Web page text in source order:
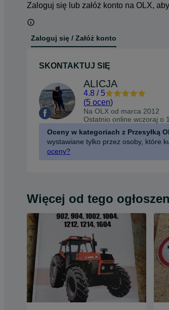
Zaloguj się lub załóż konto na OLX,
Zaloguj się / Załóż konto
SKONTAKTUJ SIĘ
ALICJA
4.8 / 5
(5 ocen)
Na OLX od marca 2012
Ostatnio online wczoraj o
Oceny w kategoriach z Przesyłką
wystawiane tylko przez osoby, które
oceny?
Więcej od tego